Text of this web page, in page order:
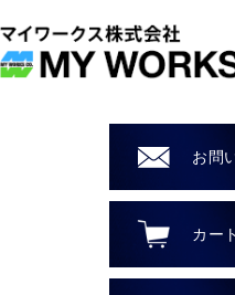
措置を講じ、安全対策を
を行ないます。
個人情報の利用目的
お客さまからお預かり
個人情報の第三者へ
お問
カート